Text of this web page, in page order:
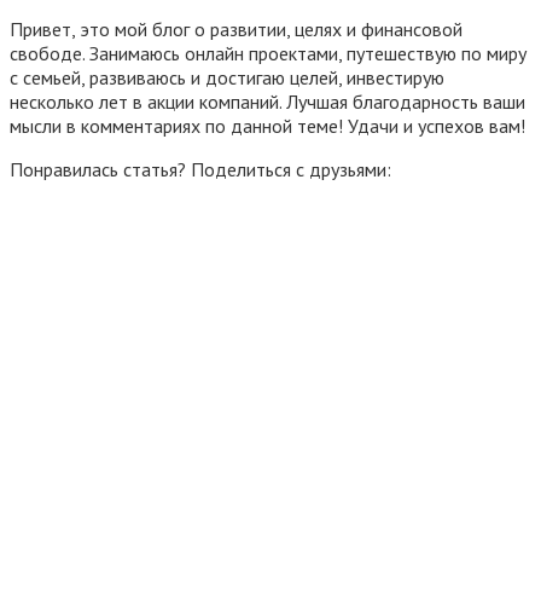
Привет, это мой блог о развитии, целях и финансовой
свободе. Занимаюсь онлайн проектами, путешествую по миру
с семьей, развиваюсь и достигаю целей, инвестирую
несколько лет в акции компаний. Лучшая благодарность ваши
мысли в комментариях по данной теме! Удачи и успехов вам!
Понравилась статья? Поделиться с друзьями: